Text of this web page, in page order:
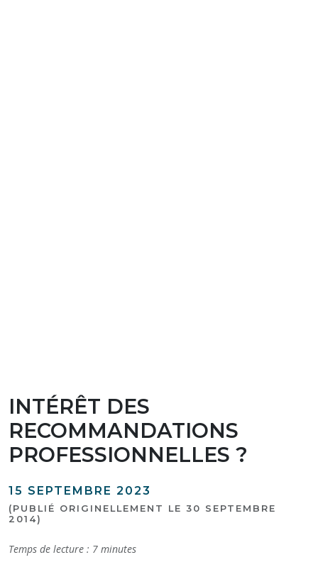
INTÉRÊT DES
RECOMMANDATIONS
PROFESSIONNELLES ?
15 SEPTEMBRE 2023
(PUBLIÉ ORIGINELLEMENT LE 30 SEPTEMBRE
2014)
Temps de lecture : 7 minutes